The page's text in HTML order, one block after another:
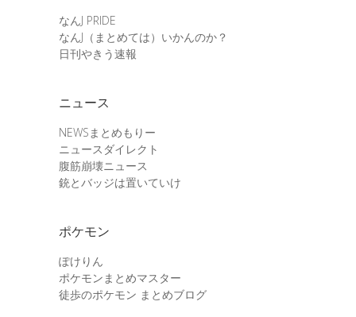
なんJ PRIDE
なんJ（まとめては）いかんのか？
日刊やきう速報
ニュース
NEWSまとめもりー
ニュースダイレクト
腹筋崩壊ニュース
銃とバッジは置いていけ
ポケモン
ぽけりん
ポケモンまとめマスター
徒歩のポケモン まとめブログ